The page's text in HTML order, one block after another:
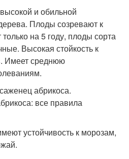
и обильной
Плоды созревают к
на 5 году, плоды сорта
Высокая стойкость к
Имеет среднюю
устойчивость к морозам,